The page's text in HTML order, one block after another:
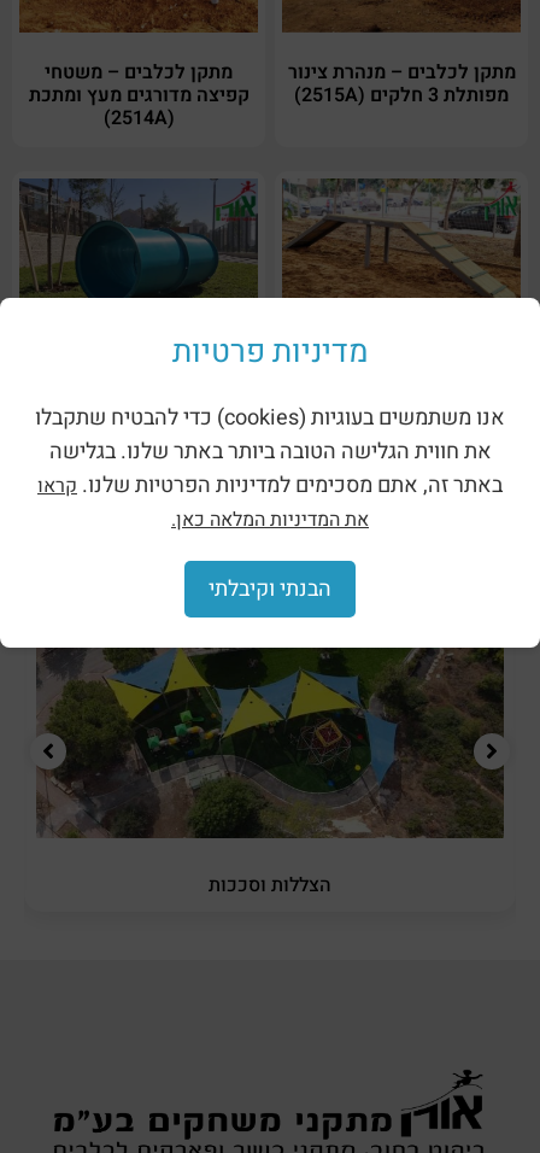
מתקן לכלבים – מנהרת צינור
מפותלת 3 חלקים (2515A)
מתקן לכלבים – משטחי
קפיצה מדורגים מעץ ומתכת
(2514A)
מתקן לכלבים – רמפת ריצה
מעץ ומתכת (2503A)
מתקן לכלבים – מנהרת זחילה
מפלסטיק (2505)
הצללות וסככות
מדיניות פרטיות
אנו משתמשים בעוגיות (cookies) כדי להבטיח שתקבלו
את חווית הגלישה הטובה ביותר באתר שלנו. בגלישה
באתר זה, אתם מסכימים למדיניות הפרטיות שלנו. קראו
את המדיניות המלאה כאן.
הבנתי וקיבלתי